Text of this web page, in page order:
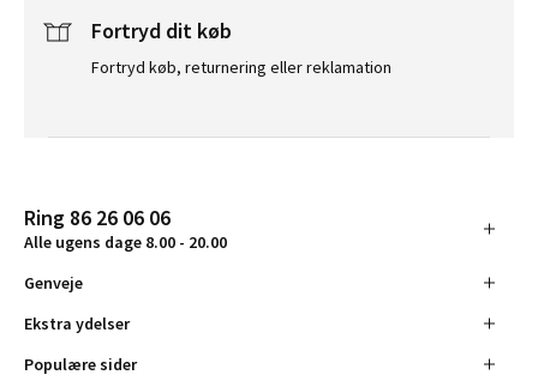
Fortryd dit køb
Fortryd køb, returnering eller reklamation
Ring 86 26 06 06
Alle ugens dage 8.00 - 20.00
Genveje
Ekstra ydelser
Populære sider